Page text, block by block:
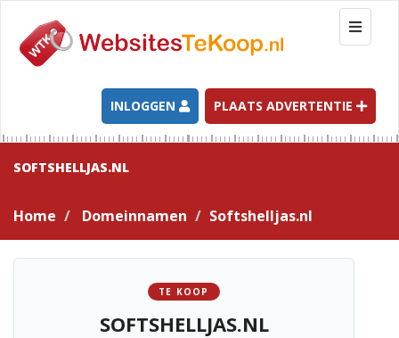
T
o
g
l
e
n
a
t
INLOGGEN PLAATS ADVERTENTIE
SOFTSHELLJAS.NL
Home Domeinnamen Softshelljas.nl
TE KOOP
SOFTSHELLJAS.NL